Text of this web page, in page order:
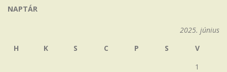
NAPTÁR
2025. június
H
K S C P S
V
1